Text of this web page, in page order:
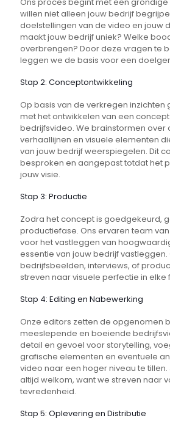
willen niet alleen jouw bedrijf
doelstellingen van de video en jouw
maakt jouw bedrijf uniek? Welke
overbrengen? Door deze vragen te
leggen we de basis voor een
Stap 2: Conceptontwikkeling
Op basis van de verkregen inzichten
met het ontwikkelen van een
bedrijfsvideo. We brainstormen over
verhaallijnen en visuele elementen
van jouw bedrijf weerspiegelen. Dit
besproken en aangepast totdat het
jouw visie.
Stap 3: Productie
Zodra het concept is goedgekeurd,
productiefase. Ons ervaren team
voor het vastleggen van
essentie van jouw bedrijf vastleggen.
bedrijfsbeelden, interviews, of
streven naar visuele perfectie in elke
Stap 4: Editing en Nabewerking
Onze editors zetten de opgenomen
meeslepende en boeiende
detail en gevoel voor storytelling,
grafische elementen en eventuele
video naar een hoger niveau te
altijd welkom, want we streven naar
tevredenheid.
Stap 5: Oplevering en Distributie